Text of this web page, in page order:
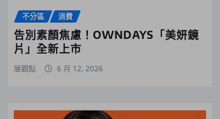
不分區 消費
告別素顏焦慮！OWNDAYS「美妍鏡
片」全新上市
展觀點 6 月 12, 2026